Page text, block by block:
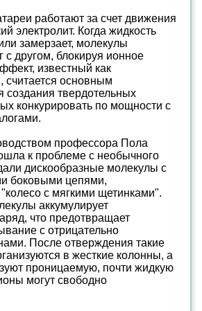
работают за счет движения
электролит. Когда жидкость
замерзает, молекулы
с другом, блокируя ионное
известный как
основным
создания твердотельных
конкурировать по мощности с
профессора Пола
к проблеме с необычного
дискообразные молекулы с
боковыми цепями,
с мягкими щетинками".
аккумулирует
что предотвращает
с отрицательно
После отверждения такие
в жесткие колонны, а
проницаемую, почти жидкую
могут свободно